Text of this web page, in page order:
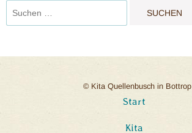
Suchen
nach:
© Kita Quellenbusch in Bottrop
Start
Kita